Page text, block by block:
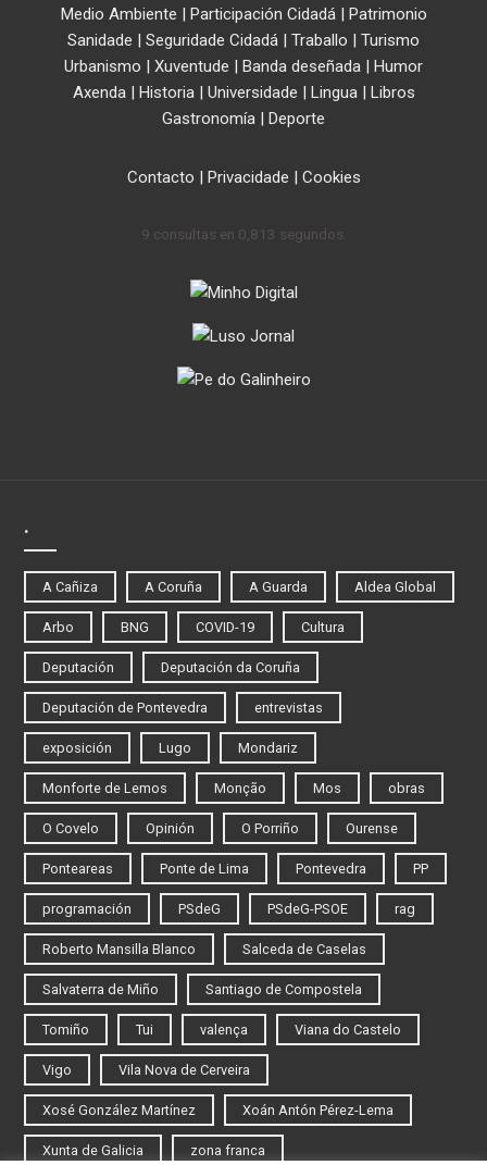
Medio Ambiente | Participación Cidadá| Patrimonio
Sanidade | Seguridade Cidadá | Traballo | Turismo
Urbanismo | Xuventude | Banda deseñada | Humor
Axenda| Historia| Universidade | Lingua| Libros
Gastronomía | Deporte
Contacto | Privacidade | Cookies
9 consultas en 0,813 segundos.
.
A Cañiza A Coruña A Guarda Aldea Global
Arbo BNG COVID-19 Cultura
Deputación Deputación da Coruña
Deputación de Pontevedra entrevistas
exposición Lugo Mondariz
Monforte de Lemos Monção Mos obras
O Covelo Opinión O Porriño Ourense
Ponteareas Ponte de Lima Pontevedra PP
programación PSdeG PSdeG-PSOE rag
Roberto Mansilla Blanco Salceda de Caselas
Salvaterra de Miño Santiago de Compostela
Tomiño Tui valença Viana do Castelo
Vigo Vila Nova de Cerveira
Xosé González Martínez Xoán Antón Pérez-Lema
Xunta de Galicia zona franca